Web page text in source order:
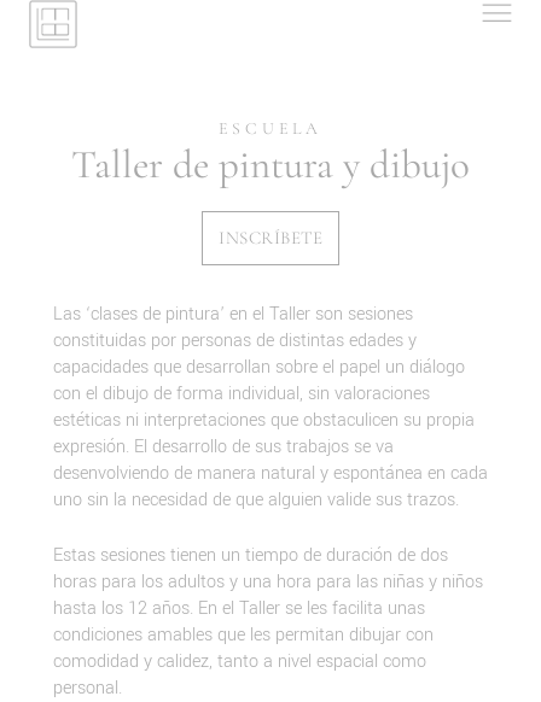
ESCUELA
Taller de pintura y dibujo
INSCRÍBETE
Las ‘clases de pintura’ en el Taller son sesiones
constituidas por personas de distintas edades y
capacidades que desarrollan sobre el papel un diálogo
con el dibujo de forma individual, sin valoraciones
estéticas ni interpretaciones que obstaculicen su propia
expresión. El desarrollo de sus trabajos se va
desenvolviendo de manera natural y espontánea en cada
uno sin la necesidad de que alguien valide sus trazos.
Estas sesiones tienen un tiempo de duración de dos
horas para los adultos y una hora para las niñas y niños
hasta los 12 años. En el Taller se les facilita unas
condiciones amables que les permitan dibujar con
comodidad y calidez, tanto a nivel espacial como
personal.